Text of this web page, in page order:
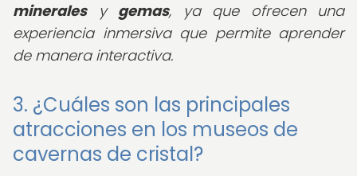
mineralesy gemas, ya que ofrecen una
experiencia inmersiva que permite aprender
de manera interactiva.
3. ¿Cuáles son las principales
atracciones en los museos de
cavernas de cristal?